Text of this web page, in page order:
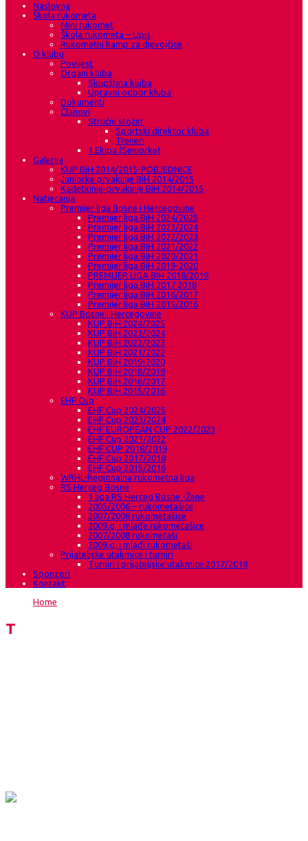
Naslovna
Škola rukometa
Mini rukomet
Škola rukometa – Upis
Rukometni kamp za djevojčice
O klubu
Povijest
Organi kluba
Skupština kluba
Upravni odbor kluba
Dokumenti
Članovi
Stručni stožer
Sportski direktor kluba
Treneri
1.Ekipa (Seniorke)
Galerija
KUP BiH 2014/2015-POBJEDNICE
Juniorke prvakinje BiH 2014/2015
Kadetkinje-prvakinje BiH 2014/2015
Natjecanja
Premijer liga Bosne i Hercegovine
Premijer liga BiH 2024/2025
Premijer liga BiH 2023/2024
Premijer liga BiH 2022/2023
Premijer liga BiH 2021/2022
Premijer liga BiH 2020/2021
Premijer liga BiH 2019-2020
PREMIJER LIGA BIH 2018/2019
Premijer liga BiH 2017 2018
Premijer liga BiH 2016/2017
Premijer liga BiH 2015/2016
KUP Bosne i Hercegovine
KUP BiH 2024/2025
KUP BiH 2023/2024
KUP BiH 2022/2023
KUP BiH 2021/2022
KUP BiH 2019-2020
KUP BIH 2018/2019
KUP BiH 2016/2017
KUP BiH 2015/2016
EHF Cup
EHF Cup 2024/2025
EHF Cup 2023/2024
EHF EUROPEAN CUP 2022/2023
EHF Cup 2021/2022
EHF CUP 2018/2019
EHF Cup 2017/2018
EHF Cup 2015/2016
WRHL-Regionalna rukometna liga
RS Herceg Bosne
1.liga RS Herceg Bosne -Žene
2005/2006 – rukometašice
2007/2008 rukometašice
2009.g. i mlađe rukometašice
2007/2008 rukometaši
2009.g. i mlađi rukometaši
Prijateljske utakmice i turniri
Turniri i prijateljske utakmice 2017/2018
Sponzori
Kontakt
Home
Team